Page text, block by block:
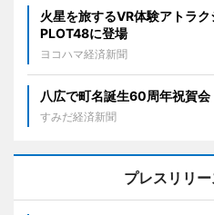
火星を旅するVR体験アトラ
PLOT48に登場
ヨコハマ経済新聞
八広で町名誕生60周年祝賀
すみだ経済新聞
プレスリリ